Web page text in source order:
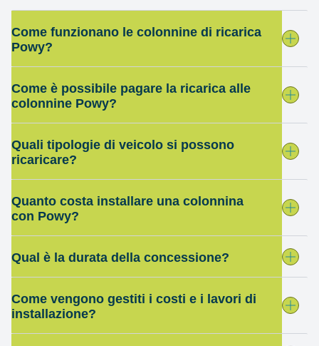
Come funzionano le colonnine di ricarica
Powy?
Come è possibile pagare la ricarica alle
colonnine Powy?
Quali tipologie di veicolo si possono
ricaricare?
Quanto costa installare una colonnina
con Powy?
Qual è la durata della concessione?
Come vengono gestiti i costi e i lavori di
installazione?